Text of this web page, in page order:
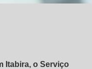
Itabira, o Serviço